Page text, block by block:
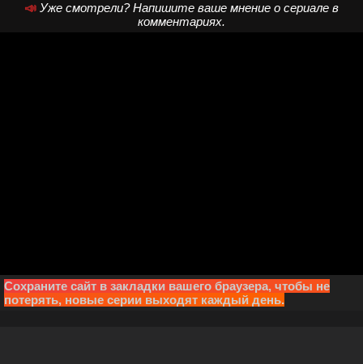
📣 Уже смотрели? Напишите ваше мнение о сериале в
комментариях.
Сохраните сайт в закладки вашего браузера, чтобы не
потерять, новые серии выходят каждый день.